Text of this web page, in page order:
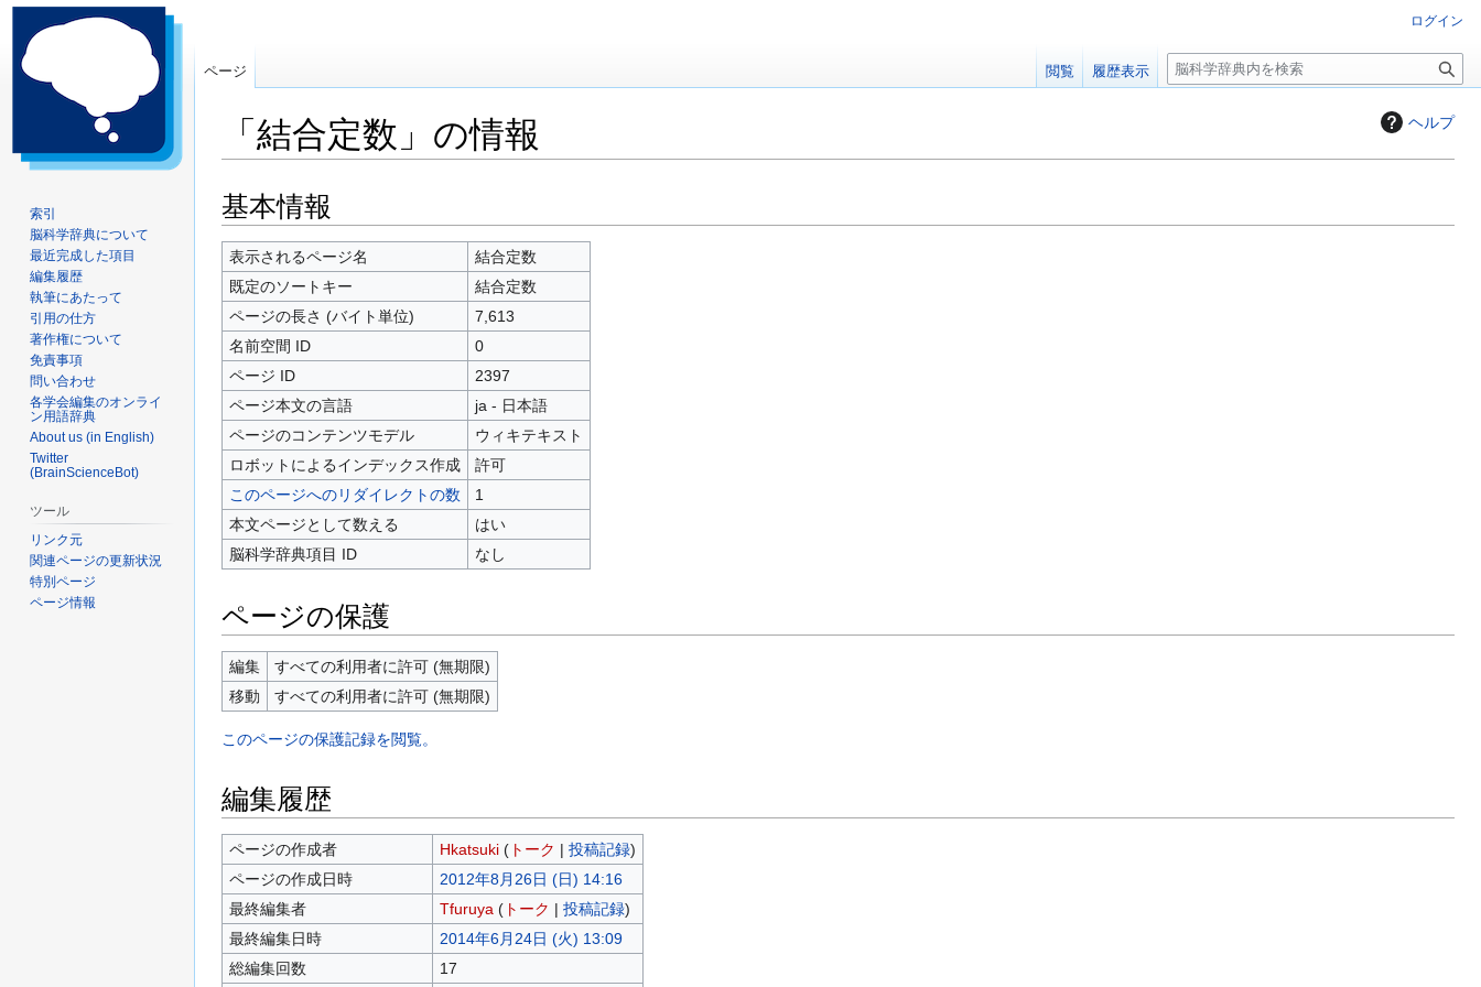
ヘルプ
「結合定数」の情報
ナ
ビ
ゲ
ー
シ
ョ
ン
移
動
検
索
に
移
動
基本情報
表示されるページ名
結合定数
既定のソートキー
結合定数
ページの長さ (バイト単位)
7,613
名前空間 ID
0
ページ ID
2397
ページ本文の言語
ja - 日本語
ページのコンテンツモデル
ウィキテキスト
ロボットによるインデックス作成
許可
このページへのリダイレクトの数
1
本文ページとして数える
はい
脳科学辞典項目 ID
なし
ページの保護
編集
すべての利用者に許可 (無期限)
移動
すべての利用者に許可 (無期限)
このページの保護記録を閲覧。
編集履歴
ページの作成者 Hkatsuki (トーク | 投稿記録)
ページの作成日時
2012年8月26日 (日) 14:16
最終編集者
Tfuruya (トーク | 投稿記録)
最終編集日時
2014年6月24日 (火) 13:09
総編集回数
17
ログイン
ページ 閲覧 履歴表示
検
索
索引
脳科学辞典について
最近完成した項目
編集履歴
執筆にあたって
引用の仕方
著作権について
免責事項
問い合わせ
各学会編集のオンライ
ン用語辞典
About us (in English)
Twitter
(BrainScienceBot)
ツール
リンク元
関連ページの更新状況
特別ページ
ページ情報